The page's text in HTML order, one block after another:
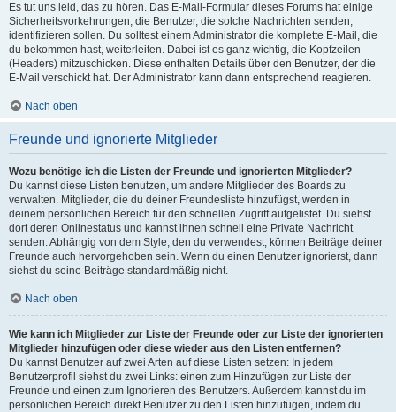
Es tut uns leid, das zu hören. Das E-Mail-Formular dieses Forums hat einige
Sicherheitsvorkehrungen, die Benutzer, die solche Nachrichten senden,
identifizieren sollen. Du solltest einem Administrator die komplette E-Mail, die
du bekommen hast, weiterleiten. Dabei ist es ganz wichtig, die Kopfzeilen
(Headers) mitzuschicken. Diese enthalten Details über den Benutzer, der die
E-Mail verschickt hat. Der Administrator kann dann entsprechend reagieren.
Nach oben
Freunde und ignorierte Mitglieder
Wozu benötige ich die Listen der Freunde und ignorierten Mitglieder?
Du kannst diese Listen benutzen, um andere Mitglieder des Boards zu
verwalten. Mitglieder, die du deiner Freundesliste hinzufügst, werden in
deinem persönlichen Bereich für den schnellen Zugriff aufgelistet. Du siehst
dort deren Onlinestatus und kannst ihnen schnell eine Private Nachricht
senden. Abhängig von dem Style, den du verwendest, können Beiträge deiner
Freunde auch hervorgehoben sein. Wenn du einen Benutzer ignorierst, dann
siehst du seine Beiträge standardmäßig nicht.
Nach oben
Wie kann ich Mitglieder zur Liste der Freunde oder zur Liste der ignorierten
Mitglieder hinzufügen oder diese wieder aus den Listen entfernen?
Du kannst Benutzer auf zwei Arten auf diese Listen setzen: In jedem
Benutzerprofil siehst du zwei Links: einen zum Hinzufügen zur Liste der
Freunde und einen zum Ignorieren des Benutzers. Außerdem kannst du im
persönlichen Bereich direkt Benutzer zu den Listen hinzufügen, indem du